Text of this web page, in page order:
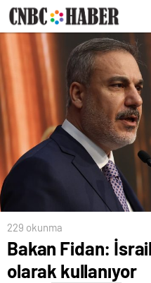
229 okunma
Bakan Fidan:
olarak kullanıyor